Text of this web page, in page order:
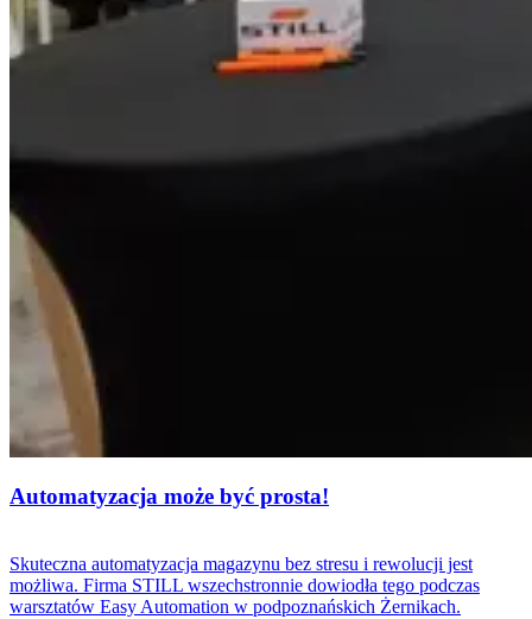
Automatyzacja może być prosta!
Skuteczna automatyzacja magazynu bez stresu i rewolucji jest
możliwa. Firma STILL wszechstronnie dowiodła tego podczas
warsztatów Easy Automation w podpoznańskich Żernikach.